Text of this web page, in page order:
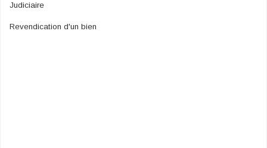
Judiciaire
Revendication d'un bien